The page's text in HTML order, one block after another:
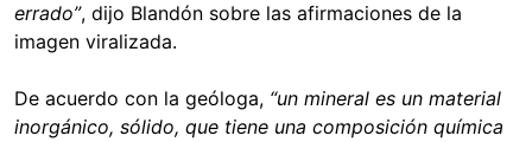
errado”, dijo Blandón sobre las afirmaciones de la
imagen viralizada.
De acuerdo con la geóloga, “un mineral es un material
inorgánico, sólido, que tiene una composición química